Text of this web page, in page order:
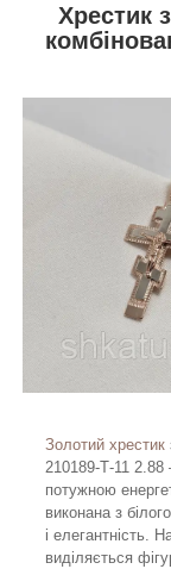
Хрестик
Золотий хрестик
210189-Т-11 2.88
потужною
виконана з
і елегантність.
виділяється